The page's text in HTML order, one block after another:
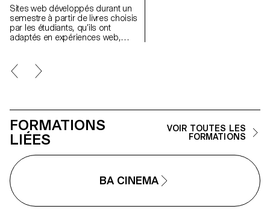
Sites web développés durant un
semestre à partir de livres choisis
par les étudiants, qu’ils ont
adaptés en expériences web,
deuxième année Bachelor
Communication Visuelle.
d’auteur tout en se préparant
et commerciaux.
FORMATIONS
LIÉES
VOIR TOUTES LES
FORMATIONS
BA CINEMA